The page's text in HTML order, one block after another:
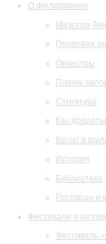
О филармонии
Маэстро
Правовая
Оркестры
Планы
Структура
Как
Визит в
История
Библиотека
Ресторан и
Фестивали и
Фестиваль